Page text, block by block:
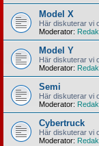
Model X
Här diskuterar vi
Moderator:
Model Y
Här diskuterar vi
Moderator:
Semi
Här diskuterar vi
Moderator:
Cybertruck
Här diskuterar vi
Moderator: